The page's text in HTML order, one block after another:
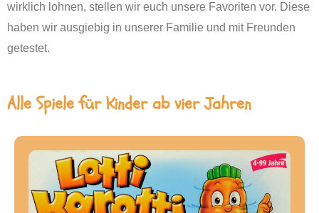
wirklich lohnen, stellen wir euch unsere Favoriten vor. Diese
haben wir ausgiebig in unserer Familie und mit Freunden
getestet.
Alle Spiele für Kinder ab vier Jahren